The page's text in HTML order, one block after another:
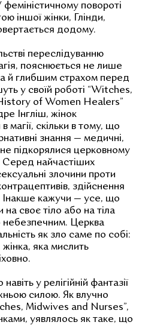
повороті
іншої жінки, Глінди,
додому.
переслідуванню
пояснюється не лише
а й глибшим страхом перед
у своїй роботі “Witches,
of Women Healers”
Інгліш, жінок
магії, скільки в тому, що
знання — медичні,
підкорялися церковному
Серед найчастіших
злочини проти
здійснення
Інакше кажучи — усе, що
на своє тіло або на тіла
небезпечним. Церква
як зло саме по собі:
яка мислить
у релігійній фантазії
силою. Як влучно
Midwives and Nurses”,
уявлялось як таке, що